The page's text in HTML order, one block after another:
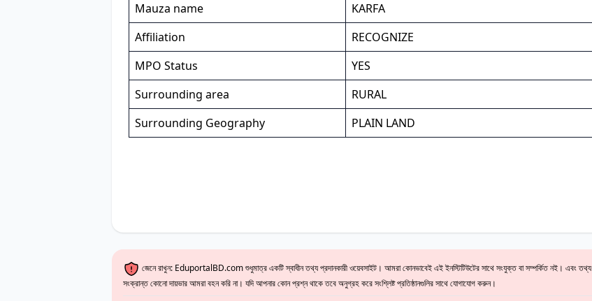
Mauza name
KARFA
Affiliation
RECOGNIZE
MPO Status
YES
Surrounding area
RURAL
Surrounding Geography
PLAIN LAND
জেনে রাখুন: EduportalBD.com শুধুমাত্র একটি স্বাধীন তথ্য প্রদানকারী ওয়েবসাইট। আমরা কোনভাবেই এই ইনস্টিটিউটের সাথে সংযুক্ত বা সম্পর্কিত নই। এবং তথ্য
সংক্রান্ত কোনো দায়ভার আমরা বহন করি না। যদি আপনার কোন প্রশ্ন থাকে তবে অনুগ্রহ করে সংশ্লিষ্ট প্রতিষ্ঠানগুলির সাথে যোগাযোগ করুন।